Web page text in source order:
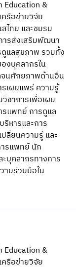
&
ครือข่ายวิจัย
ไทย และชมรม
ารส่งเสริมพัฒนา
แลสุขภาพ รวมทั้ง
บุคลากรใน
จนศักยภาพด้านอื่น
รเผยแพร่ ความรู้
ชาการเพื่อเผย
รแพทย์ การดูแล
หารและการ
ลี่ยนความรู้ และ
รแพทย์ นัก
บุคลากรทางการ
ามร่วมมือใน
&
ครือข่ายวิจัย